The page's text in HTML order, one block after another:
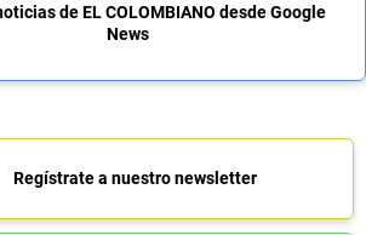
de EL COLOMBIANO desde Google
News
Regístrate a nuestro newsletter